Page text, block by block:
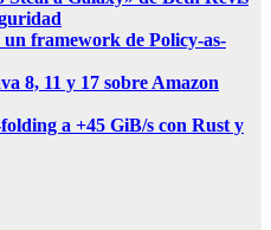
framework de Policy-as-
8, 11 y 17 sobre Amazon
a +45 GiB/s con Rust y